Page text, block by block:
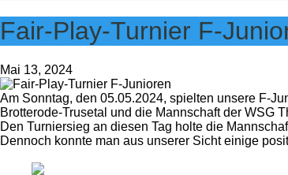
Fair-Play-Turnier F-
Mai 13, 2024
Am Sonntag, den 05.05.2024, spielten unsere F-
Brotterode-Trusetal und die Mannschaft der WSG
Den Turniersieg an diesen Tag holte die
Dennoch konnte man aus unserer Sicht einige